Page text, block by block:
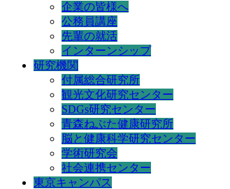
企業の皆様へ
公務員講座
先輩の就活
インターンシップ
研究機関
付属総合研究所
観光文化研究センター
SDGs研究センター
青森ねぶた健康研究所
脳と健康科学研究センター
学術研究会
社会連携センター
東京キャンパス